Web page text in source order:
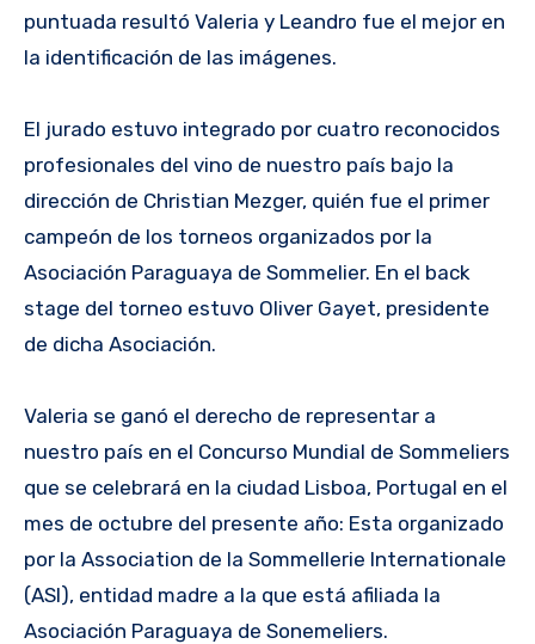
puntuada resultó Valeria y Leandro fue el mejor en
la identificación de las imágenes.
El jurado estuvo integrado por cuatro reconocidos
profesionales del vino de nuestro país bajo la
dirección de Christian Mezger, quién fue el primer
campeón de los torneos organizados por la
Asociación Paraguaya de Sommelier. En el back
stage del torneo estuvo Oliver Gayet, presidente
de dicha Asociación.
Valeria se ganó el derecho de representar a
nuestro país en el Concurso Mundial de Sommeliers
que se celebrará en la ciudad Lisboa, Portugal en el
mes de octubre del presente año: Esta organizado
por la Association de la Sommellerie Internationale
(ASI), entidad madre a la que está afiliada la
Asociación Paraguaya de Sonemeliers.